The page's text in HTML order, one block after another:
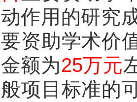
作用的研究
资助学术价
额为25万元
项目标准的